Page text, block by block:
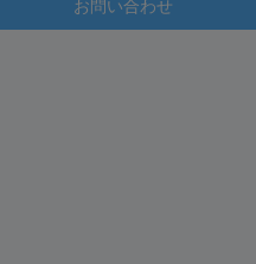
お問い合わせ